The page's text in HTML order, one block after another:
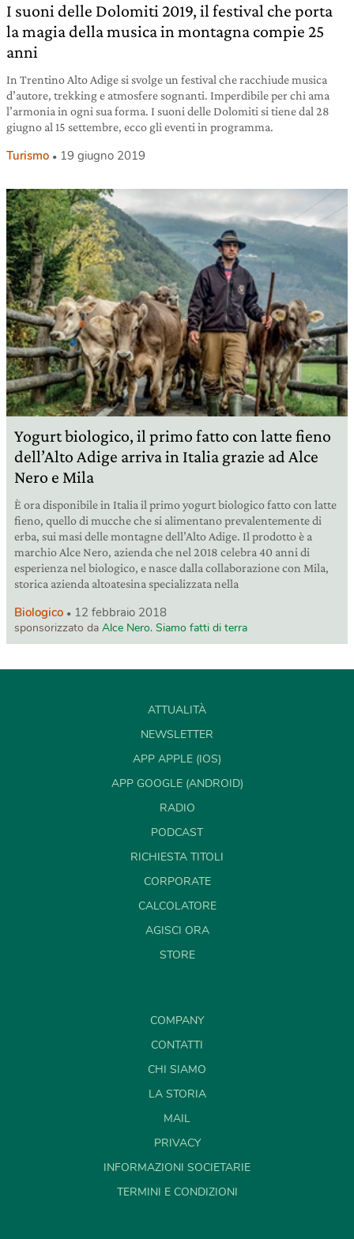
I suoni delle Dolomiti 2019, il festival che porta
la magia della musica in montagna compie 25
anni
In Trentino Alto Adige si svolge un festival che racchiude musica
d’autore, trekking e atmosfere sognanti. Imperdibile per chi ama
l’armonia in ogni sua forma. I suoni delle Dolomiti si tiene dal 28
giugno al 15 settembre, ecco gli eventi in programma.
Turismo 19 giugno 2019
Yogurt biologico, il primo fatto con latte fieno
dell’Alto Adige arriva in Italia grazie ad Alce
Nero e Mila
È ora disponibile in Italia il primo yogurt biologico fatto con latte
fieno, quello di mucche che si alimentano prevalentemente di
erba, sui masi delle montagne dell’Alto Adige. Il prodotto è a
marchio Alce Nero, azienda che nel 2018 celebra 40 anni di
esperienza nel biologico, e nasce dalla collaborazione con Mila,
storica azienda altoatesina specializzata nella
Biologico 12 febbraio 2018
sponsorizzato da Alce Nero. Siamo fatti di terra
ATTUALITÀ
NEWSLETTER
APP APPLE (IOS)
APP GOOGLE (ANDROID)
RADIO
PODCAST
RICHIESTA TITOLI
CORPORATE
CALCOLATORE
AGISCI ORA
STORE
COMPANY
CONTATTI
CHI SIAMO
LA STORIA
MAIL
PRIVACY
INFORMAZIONI SOCIETARIE
TERMINI E CONDIZIONI